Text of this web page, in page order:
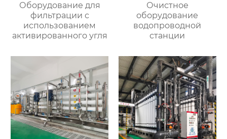
Оборудование для
фильтрации с
использованием
активированного угля
Очистное
оборудование
водопроводной
станции